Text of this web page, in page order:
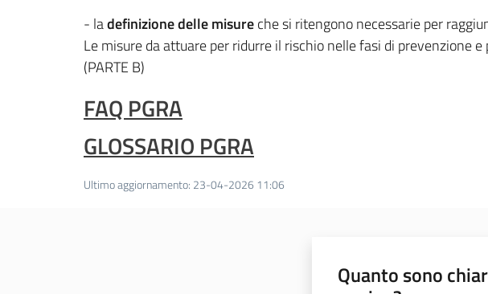
- ladefinizione delle misureche si ritengono necessarie per
Le misure da attuare per ridurre il rischio nelle fasi di prevenzione
(PARTE B)
FAQ PGRA
GLOSSARIO PGRA
Ultimo aggiornamento: 23-04-2026 11:06
Quanto sono